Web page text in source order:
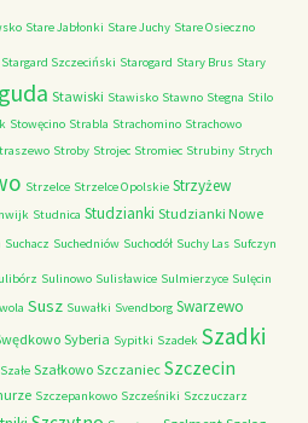
Stare Jabłonki Stare Juchy Stare Osieczno
Stargard Szczeciński Starogard Stary Brus Stary
Stawiski Stawisko Stawno Stegna Stilo
Stowęcino Strabla Strachomino Strachowo
Stroby Strojec Stromiec Strubiny Strych
Strzelce Strzelce Opolskie Strzyżew
Studnica Studzianki Studzianki Nowe
Suchacz Suchedniów Suchodół Suchy Las Sufczyn
Sulinowo Sulisławice Sulmierzyce Sulęcin
Susz Suwałki Svendborg Swarzewo
Syberia Sypitki Szadek Szadki
Szałe Szałkowo Szczaniec Szczecin
Szczepankowo Szcześniki Szczuczarz